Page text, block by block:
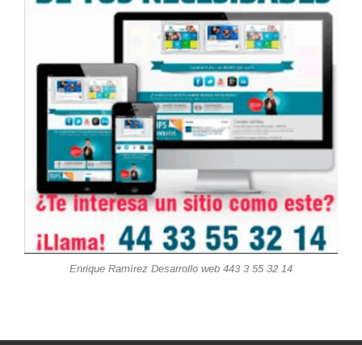
Enrique Ramírez Desarrollo web 443 3 55 32 14